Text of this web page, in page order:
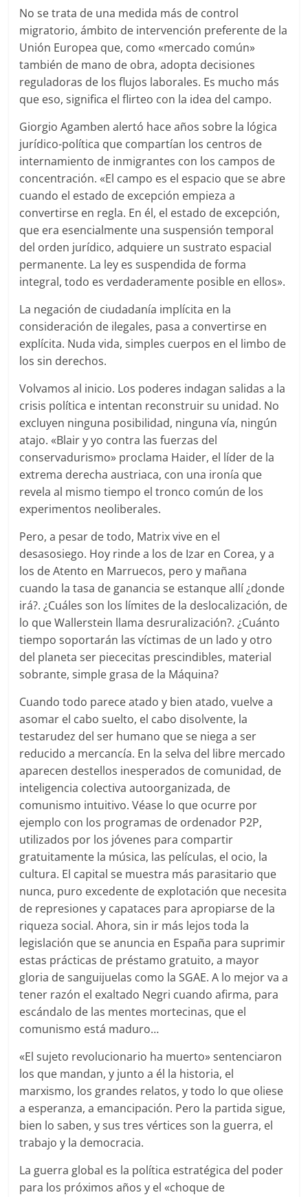
No se trata de una medida más de control
migratorio, ámbito de intervención preferente de la
Unión Europea que, como «mercado común»
también de mano de obra, adopta decisiones
reguladoras de los flujos laborales. Es mucho más
que eso, significa el flirteo con la idea del campo.
Giorgio Agamben alertó hace años sobre la lógica
jurídico-política que compartían los centros de
internamiento de inmigrantes con los campos de
concentración. «El campo es el espacio que se abre
cuando el estado de excepción empieza a
convertirse en regla. En él, el estado de excepción,
que era esencialmente una suspensión temporal
del orden jurídico, adquiere un sustrato espacial
permanente. La ley es suspendida de forma
integral, todo es verdaderamente posible en ellos».
La negación de ciudadanía implícita en la
consideración de ilegales, pasa a convertirse en
explícita. Nuda vida, simples cuerpos en el limbo de
los sin derechos.
Volvamos al inicio. Los poderes indagan salidas a la
crisis política e intentan reconstruir su unidad. No
excluyen ninguna posibilidad, ninguna vía, ningún
atajo. «Blair y yo contra las fuerzas del
conservadurismo» proclama Haider, el líder de la
extrema derecha austriaca, con una ironía que
revela al mismo tiempo el tronco común de los
experimentos neoliberales.
Pero, a pesar de todo, Matrix vive en el
desasosiego. Hoy rinde a los de Izar en Corea, y a
los de Atento en Marruecos, pero y mañana
cuando la tasa de ganancia se estanque allí ¿donde
irá?. ¿Cuáles son los límites de la deslocalización, de
lo que Wallerstein llama desruralización?. ¿Cuánto
tiempo soportarán las víctimas de un lado y otro
del planeta ser piececitas prescindibles, material
sobrante, simple grasa de la Máquina?
Cuando todo parece atado y bien atado, vuelve a
asomar el cabo suelto, el cabo disolvente, la
testarudez del ser humano que se niega a ser
reducido a mercancía. En la selva del libre mercado
aparecen destellos inesperados de comunidad, de
inteligencia colectiva autoorganizada, de
comunismo intuitivo. Véase lo que ocurre por
ejemplo con los programas de ordenador P2P,
utilizados por los jóvenes para compartir
gratuitamente la música, las películas, el ocio, la
cultura. El capital se muestra más parasitario que
nunca, puro excedente de explotación que necesita
de represiones y capataces para apropiarse de la
riqueza social. Ahora, sin ir más lejos toda la
legislación que se anuncia en España para suprimir
estas prácticas de préstamo gratuito, a mayor
gloria de sanguijuelas como la SGAE. A lo mejor va a
tener razón el exaltado Negri cuando afirma, para
escándalo de las mentes mortecinas, que el
comunismo está maduro…
«El sujeto revolucionario ha muerto» sentenciaron
los que mandan, y junto a él la historia, el
marxismo, los grandes relatos, y todo lo que oliese
a esperanza, a emancipación. Pero la partida sigue,
bien lo saben, y sus tres vértices son la guerra, el
trabajo y la democracia.
La guerra global es la política estratégica del poder
para los próximos años y el «choque de